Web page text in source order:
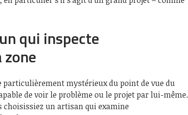
qui inspecte
particulièrement mystérieux du point de vue du
de voir le problème ou le projet par lui-même.
un artisan qui examine